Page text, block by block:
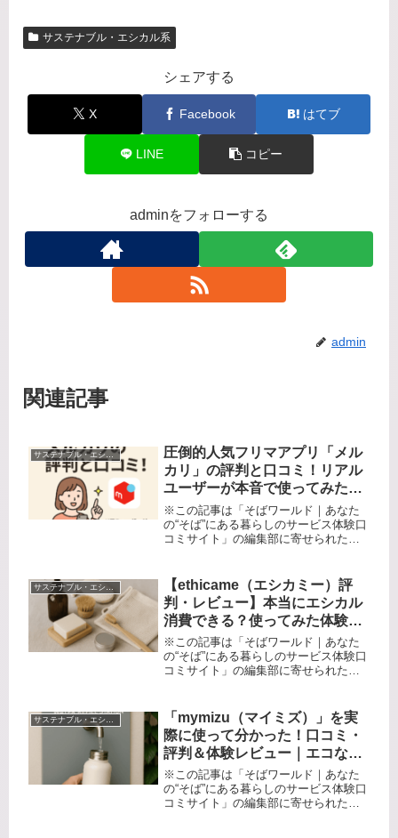
サステナブル・エシカル系
シェアする
X Facebook はてブ
LINE コピー
adminをフォローする
admin
関連記事
サステナブル・エシカル系
圧倒的人気フリマアプリ「メル
カリ」の評判と口コミ！リアル
ユーザーが本音で使ってみた体
験レビュー
※この記事は「そばワールド｜あなた
の“そば”にある暮らしのサービス体験口
コミサイト」の編集部に寄せられた各
わなくなった家電が家に山積み…」
「新品同様のブランド品も、捨てる
の...
サステナブル・エシカル系
【ethicame（エシカミー）評
判・レビュー】本当にエシカル
消費できる？使ってみた体験と
メリット・デメリットを徹底口
コミ
※この記事は「そばワールド｜あなた
の“そば”にある暮らしのサービス体験口
コミサイト」の編集部に寄せられた各
言葉をよく耳にしますよね。でもいざ
【環境や社会に良い商品】を選ぼう...
「mymizu（マイミズ）」を実
際に使って分かった！口コミ・
評判＆体験レビュー｜エコな給
水サービスのリアルとおすすめ
ポイント徹底解説
※この記事は「そばワールド｜あなた
の“そば”にある暮らしのサービス体験口
コミサイト」の編集部に寄せられた各